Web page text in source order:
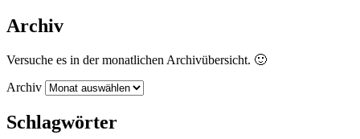
Archiv
Versuche es in der monatlichen Archivübersicht. 🙂
Archiv
Schlagwörter